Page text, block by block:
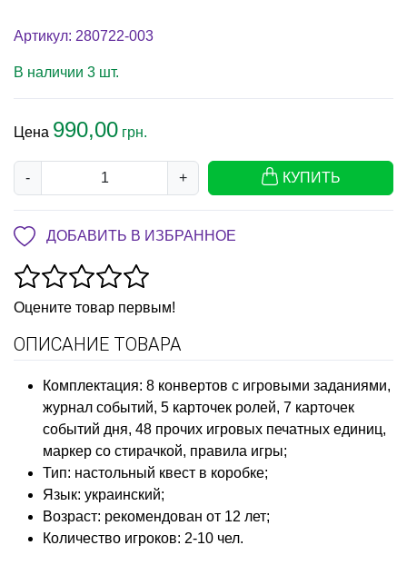
Артикул: 280722-003
В наличии 3 шт.
Цена 990,00 грн.
- + КУПИТЬ
ДОБАВИТЬ В ИЗБРАННОЕ
Оцените товар первым!
ОПИСАНИЕ ТОВАРА
Комплектация: 8 конвертов с игровыми заданиями,
журнал событий, 5 карточек ролей, 7 карточек
событий дня, 48 прочих игровых печатных единиц,
маркер со стирачкой, правила игры;
Тип: настольный квест в коробке;
Язык: украинский;
Возраст: рекомендован от 12 лет;
Количество игроков: 2-10 чел.